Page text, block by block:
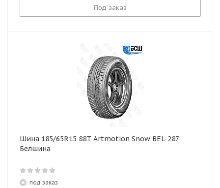
Под заказ
Шина 185/65R15 88T Artmotion Snow BEL-287
Белшина
под заказ